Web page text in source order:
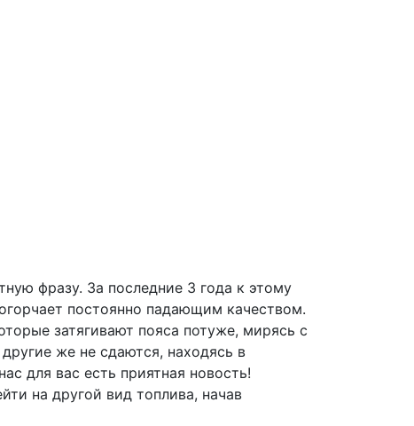
фразу. За последние 3 года к этому
постоянно падающим качеством.
затягивают пояса потуже, мирясь с
же не сдаются, находясь в
для вас есть приятная новость!
на другой вид топлива, начав